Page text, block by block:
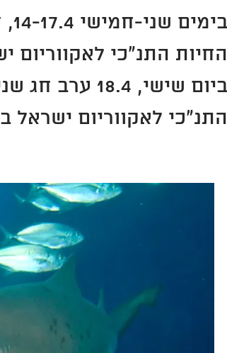
החיות התנ"כי לאקווריום ישראל
ביום שישי,
התנ"כי לאקווריום ישראל בין